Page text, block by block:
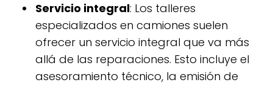
Servicio integral: Los talleres
especializados en camiones suelen
ofrecer un servicio integral que va más
allá de las reparaciones. Esto incluye el
asesoramiento técnico, la emisión de